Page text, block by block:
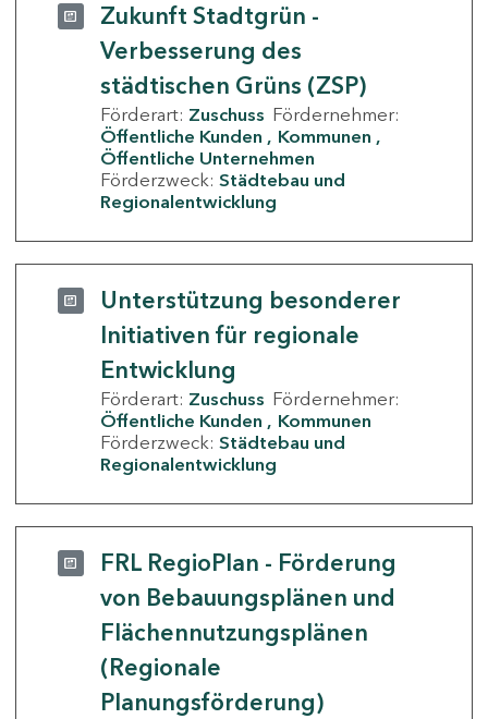
Zukunft Stadtgrün -
Verbesserung des
städtischen Grüns (ZSP)
Förderart: Zuschuss Fördernehmer:
Öffentliche Kunden
Kommunen
Öffentliche Unternehmen
Förderzweck: Städtebau und
Regionalentwicklung
Unterstützung besonderer
Initiativen für regionale
Entwicklung
Förderart: Zuschuss Fördernehmer:
Öffentliche Kunden
Kommunen
Förderzweck: Städtebau und
Regionalentwicklung
FRL RegioPlan - Förderung
von Bebauungsplänen und
Flächennutzungsplänen
(Regionale
Planungsförderung)